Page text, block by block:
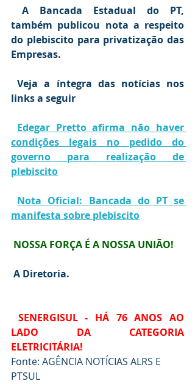
também publicou nota a respeito
do plebiscito para privatização das
Empresas.
Veja a íntegra das notícias nos
links a seguir
Edegar Pretto afirma não haver
condições legais no pedido do
governo para realização de
plebiscito
Nota Oficial: Bancada do PT se
manifesta sobre plebiscito
NOSSA FORÇA É A NOSSA UNIÃO!
A Diretoria.
SENERGISUL - HÁ 76 ANOS AO
LADO DA CATEGORIA
ELETRICITÁRIA!
Fonte: AGÊNCIA NOTÍCIAS ALRS E
PTSUL